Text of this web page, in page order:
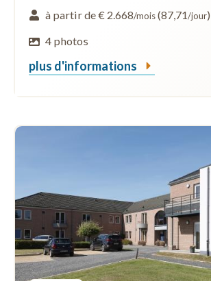
à partir de € 2.668/mois(87,71/jour)
4 photos
plus d'informations